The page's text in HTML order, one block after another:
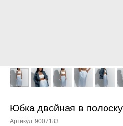
Юбка двойная в полоску
Артикул: 9007183